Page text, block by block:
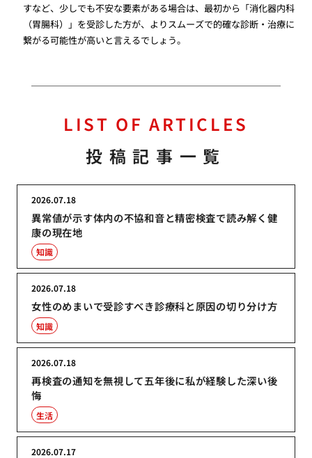
すなど、少しでも不安な要素がある場合は、最初から「消化器内科
（胃腸科）」を受診した方が、よりスムーズで的確な診断・治療に
繋がる可能性が高いと言えるでしょう。
LIST OF ARTICLES
投稿記事一覧
異常値が示す体内の不協和音と精密検査で読み解く健
康の現在地
2026.07.18
知識
女性のめまいで受診すべき診療科と原因の切り分け方
2026.07.18
知識
再検査の通知を無視して五年後に私が経験した深い後
悔
2026.07.18
生活
2026.07.17